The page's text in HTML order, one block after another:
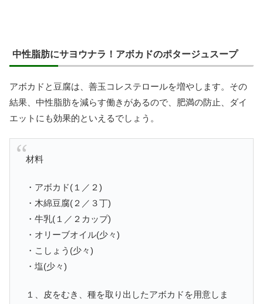
中性脂肪にサヨウナラ！アボカドのポタージュスープ
アボカドと豆腐は、善玉コレステロールを増やします。その
結果、中性脂肪を減らす働きがあるので、肥満の防止、ダイ
エットにも効果的といえるでしょう。
材料
・アボカド(１／２)
・木綿豆腐(２／３丁)
・牛乳(１／２カップ)
・オリーブオイル(少々)
・こしょう(少々)
・塩(少々)
１、皮をむき、種を取り出したアボカドを用意しま